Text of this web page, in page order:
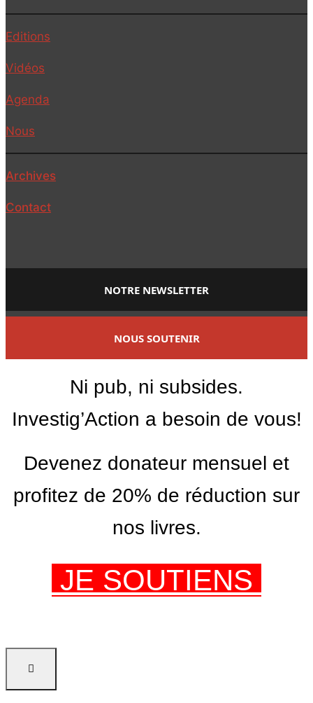
Editions
Vidéos
Agenda
Nous
Archives
Contact
NOTRE NEWSLETTER
NOUS SOUTENIR
Ni pub, ni subsides.
Investig’Action a besoin de vous!
Devenez donateur mensuel et
profitez de 20% de réduction sur
nos livres.
JE SOUTIENS